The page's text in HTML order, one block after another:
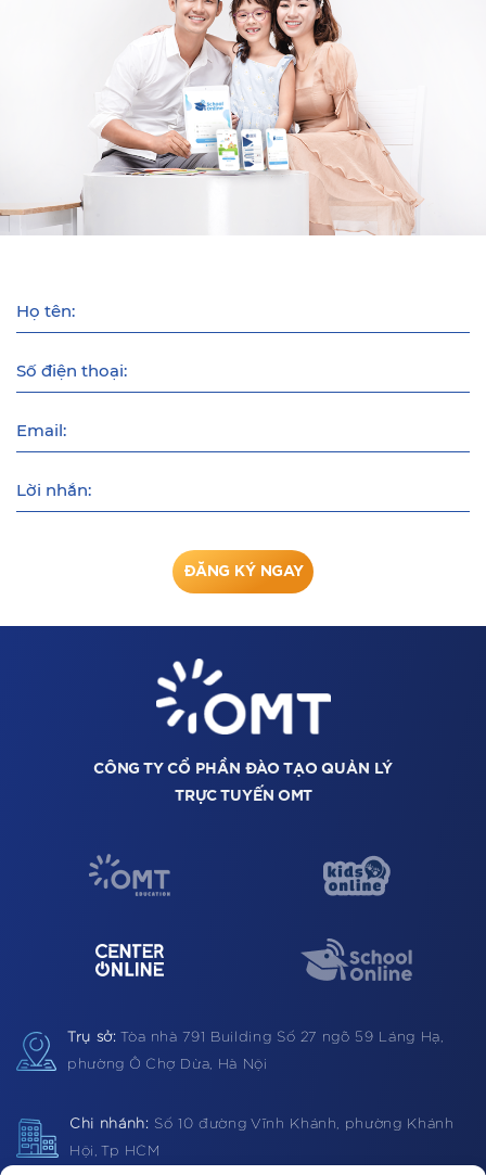
Họ tên:
Số điện thoại:
Email:
Lời nhắn:
ĐĂNG KÝ NGAY
CÔNG TY CỔ PHẦN ĐÀO TẠO QUẢN LÝ
TRỰC TUYẾN OMT
Trụ sở: Tòa nhà 791 Building Số 27 ngõ 59 Láng Hạ,
phường Ô Chợ Dừa, Hà Nội
Chi nhánh: Số 10 đường Vĩnh Khánh, phường Khánh
Hội, Tp HCM